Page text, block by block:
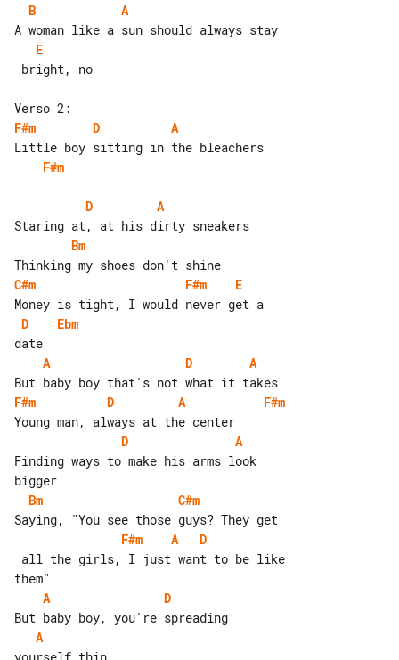
B
A
E
F#m
D
A
F#m
D
A
Bm
C#m
F#m
E
D
Ebm
A
D
A
F#m
D A
F#m
D
A
Finding ways to make his arms look
Bm
C#m
F#m
A
D
A
D
A